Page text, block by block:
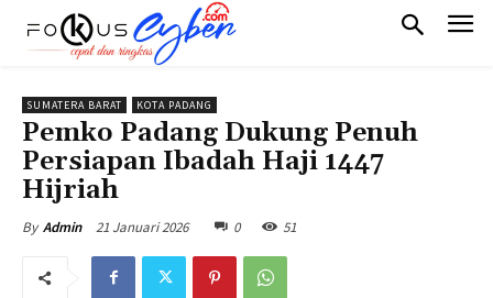
SUMATERA BARAT KOTA PADANG
Pemko Padang Dukung Penuh
Persiapan Ibadah Haji 1447
Hijriah
By Admin 21 Januari 2026 0 51